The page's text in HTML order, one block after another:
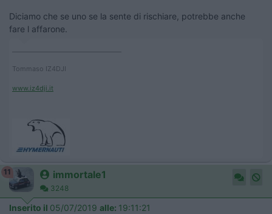
Diciamo che se uno se la sente di rischiare, potrebbe anche
fare l affarone.
Tommaso IZ4DJI
www.iz4dji.it
11 immortale1
3248
Inserito il 05/07/2019 alle: 19:11:21